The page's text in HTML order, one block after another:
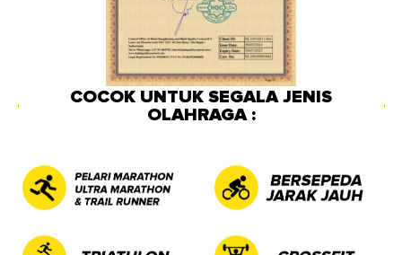
COCOK UNTUK SEGALA JENIS
OLAHRAGA :